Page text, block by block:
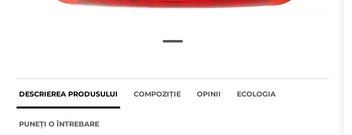
DESCRIEREA PRODUSULUI COMPOZIȚIE OPINII ECOLOGIA
PUNEȚI O ÎNTREBARE